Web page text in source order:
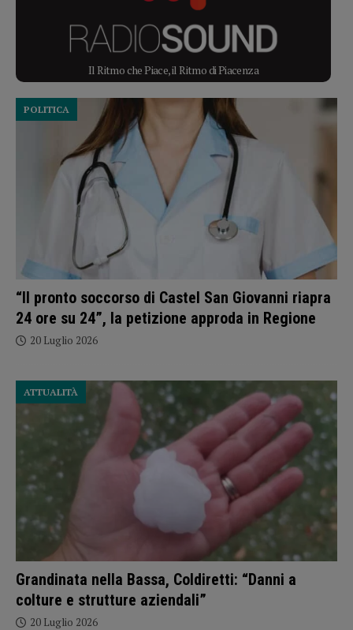
Il Ritmo che Piace, il Ritmo di Piacenza
“Il pronto soccorso di Castel San Giovanni riapra
24 ore su 24”, la petizione approda in Regione
POLITICA
20 Luglio 2026
Grandinata nella Bassa, Coldiretti: “Danni a
colture e strutture aziendali”
ATTUALITÀ
20 Luglio 2026